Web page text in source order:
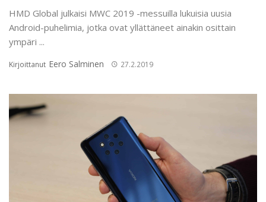
HMD Global julkaisi MWC 2019 -messuilla lukuisia uusia
Android-puhelimia, jotka ovat yllättäneet ainakin osittain
ympäri ...
Kirjoittanut Eero Salminen 27.2.2019